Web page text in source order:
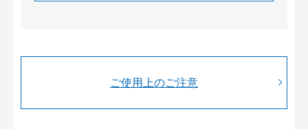
ご使用上のご注意